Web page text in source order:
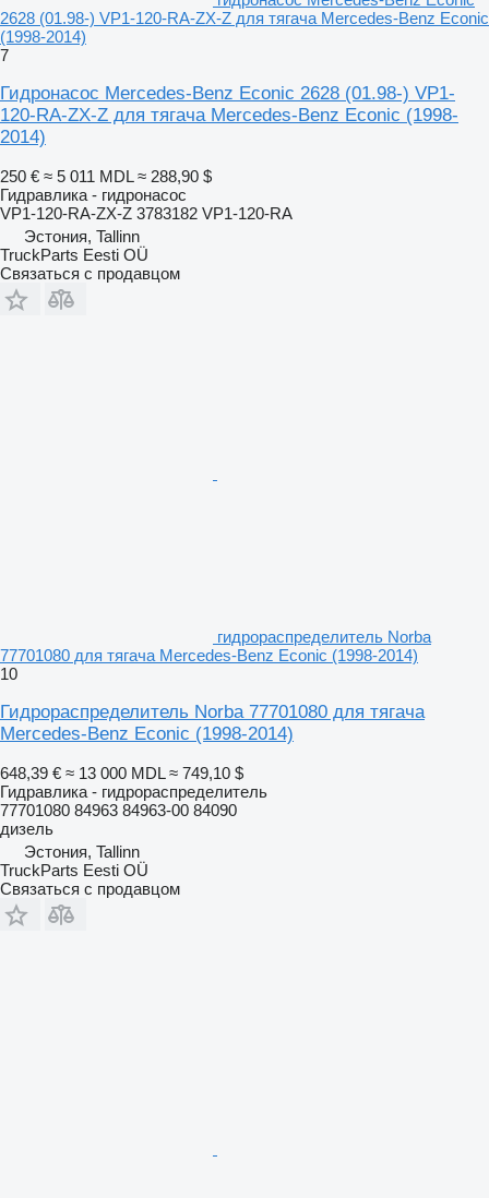
2628 (01.98-) VP1-120-RA-ZX-Z для тягача Mercedes-Benz Econic
(1998-2014)
7
Гидронасос Mercedes-Benz Econic 2628 (01.98-) VP1-
120-RA-ZX-Z для тягача Mercedes-Benz Econic (1998-
2014)
250 € ≈ 5 011 MDL ≈ 288,90 $
Гидравлика - гидронасос
VP1-120-RA-ZX-Z 3783182 VP1-120-RA
Эстония, Tallinn
TruckParts Eesti OÜ
Связаться с продавцом
гидрораспределитель Norba
77701080 для тягача Mercedes-Benz Econic (1998-2014)
10
Гидрораспределитель Norba 77701080 для тягача
Mercedes-Benz Econic (1998-2014)
648,39 € ≈ 13 000 MDL ≈ 749,10 $
Гидравлика - гидрораспределитель
77701080 84963 84963-00 84090
дизель
Эстония, Tallinn
TruckParts Eesti OÜ
Связаться с продавцом